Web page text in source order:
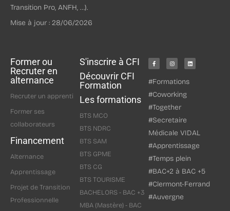
Transition Pro, ANFH, …).
Mise à jour : 28/06/2026
Former ou
Recruter en
alternance
Recruter un apprenti
Former ses
collaborateurs
Financement
Alternance
Apprentissage
Projet de Transition
Professionnelle
S'inscrire à CFI
Découvrir CFI
Formation
Les formations
BTS MCO
BTS NDRC
BTS SAM
BTS GPME
BTS CG
BTS TOURISME
BACHELORS - BAC +3
MBA (Mastère) - BAC
#Formations
#Coworking
#Together
#Secretaire
Médicale VIDAL
#Apprentissage
#Temps plein
#BAC+2 à BAC +5
#Clermont-Ferrand
#Auvergne